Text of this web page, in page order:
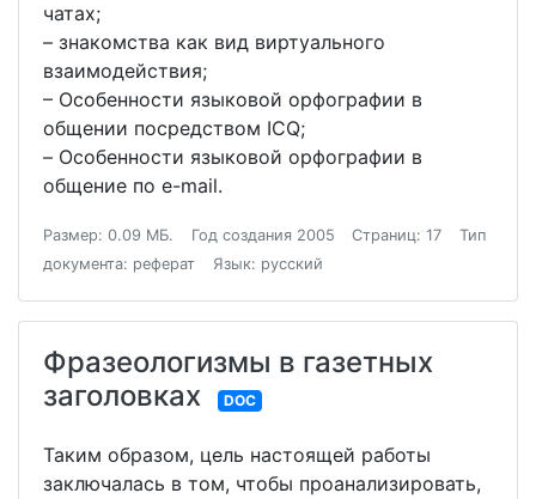
чатах;
– знакомства как вид виртуального
взаимодействия;
– Особенности языковой орфографии в
общении посредством ICQ;
– Особенности языковой орфографии в
общение по e-mail.
Размер: 0.09 МБ. Год создания 2005 Страниц: 17
Тип
документа: реферат
Язык: русский
Фразеологизмы в газетных
заголовках
DOC
Таким образом, цель настоящей работы
заключалась в том, чтобы проанализировать,